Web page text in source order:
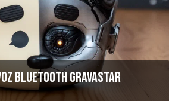
Bluetooth GravaStar